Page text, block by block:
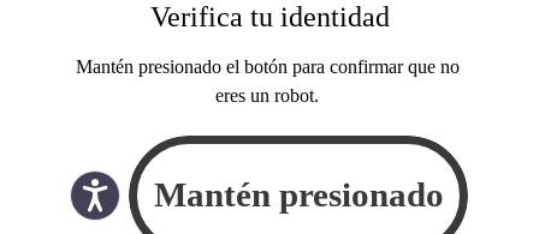
Verifica tu identidad
Mantén presionado el botón para confirmar que no
eres un robot.